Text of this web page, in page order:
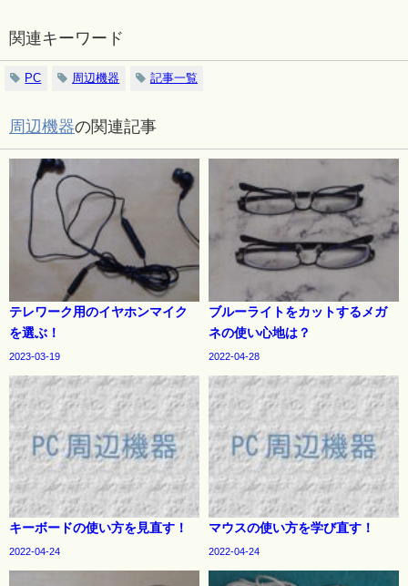
関連キーワード
PC 周辺機器 記事一覧
周辺機器の関連記事
テレワーク用のイヤホンマイク
を選ぶ！
2023-03-19
ブルーライトをカットするメガ
ネの使い心地は？
2022-04-28
キーボードの使い方を見直す！
2022-04-24
マウスの使い方を学び直す！
2022-04-24